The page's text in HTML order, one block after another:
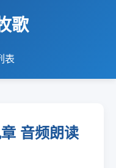
歌
表
音频朗读